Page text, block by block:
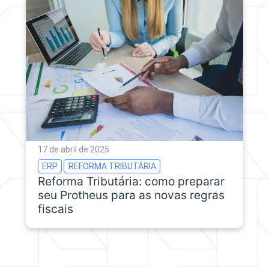
17 de abril de 2025
ERP
REFORMA TRIBUTÁRIA
Reforma Tributária: como preparar
seu Protheus para as novas regras
fiscais